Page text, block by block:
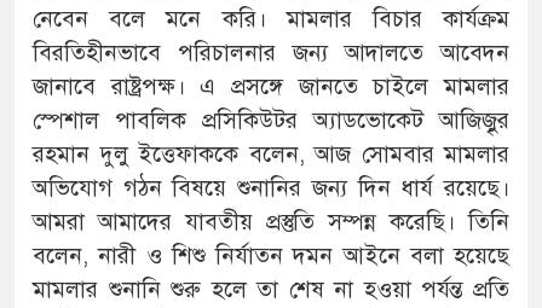
নেবেন বলে মনে করি। মামলার বিচার কার্যক্রম
বিরতিহীনভাবে পরিচালনার জন্য আদালতে আবেদন
জানাবে রাষ্ট্রপক্ষ। এ প্রসঙ্গে জানতে চাইলে মামলার
স্পেশাল পাবলিক প্রসিকিউটর অ্যাডভোকেট আজিজৃুর
রহমান দুলু ইত্তেফাককে বলেন, আজ সোমবার মামলার
অভিযোগ গঠন বিষয়ে শুনানির জন্য দিন ধার্য রয়েছে।
আমরা আমাদের যাবতীয় প্রস্তুতি সম্পন্ন করেছি। তিনি
বলেন, নারী ও শিশু নির্যাতন দমন আইনে বলা হয়েছে
মামলার শুনানি শুরু হলে তা শেষ না হওয়া পর্যন্ত প্রতি